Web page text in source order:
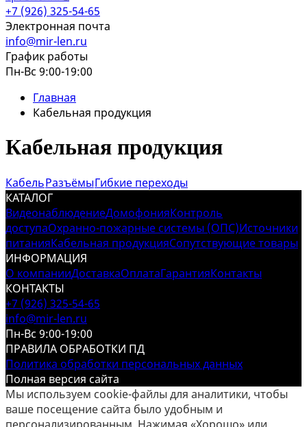
+7 (926) 325-54-65
Электронная почта
info@mir-len.ru
График работы
Пн-Вс 9:00-19:00
Главная
Кабельная продукция
Кабельная продукция
КабельРазъёмыГибкие переходы
КАТАЛОГ
ВидеонаблюдениеДомофонияКонтроль
доступаОхранно-пожарные системы (ОПС)Источники
питанияКабельная продукцияСопутствующие товары
ИНФОРМАЦИЯ
О компанииДоставкаОплатаГарантияКонтакты
КОНТАКТЫ
+7 (926) 325-54-65
info@mir-len.ru
Пн-Вс 9:00-19:00
ПРАВИЛА ОБРАБОТКИ ПД
Политика обработки персональных данных
Полная версия сайта
Мы используем cookie-файлы для аналитики, чтобы
ваше посещение сайта было удобным и